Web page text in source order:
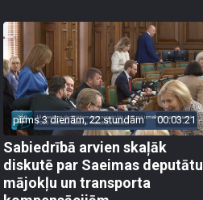
pirms 3 dienām, 22 stundām 00:03:21
Sabiedrībā arvien skaļāk
diskutē par Saeimas deputātu
mājokļu un transporta